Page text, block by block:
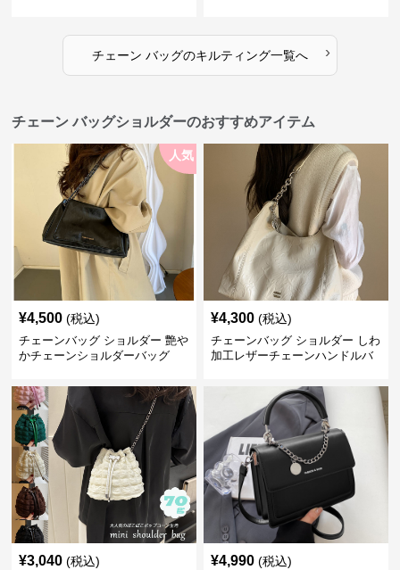
チェーン バッグのキルティング一覧へ ›
チェーン バッグショルダーのおすすめアイテム
人気
¥4,500 (税込)
チェーンバッグ ショルダー 艶や
かチェーンショルダーバッグ
¥4,300 (税込)
チェーンバッグ ショルダー しわ
加工レザーチェーンハンドルバ
¥3,040 (税込) ¥4,990 (税込)